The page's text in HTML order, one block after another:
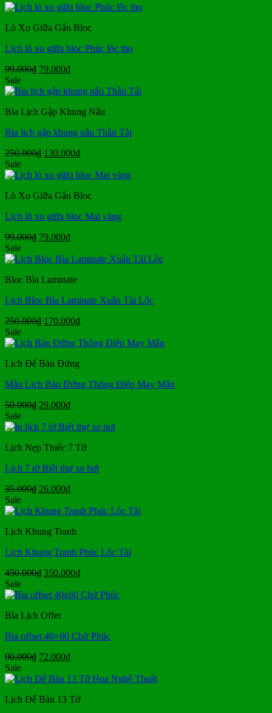
là:
tại
29.000₫.
Lò Xo Giữa Gắn Bloc
Lịch lò xo giữa bloc Phúc lộc thọ
99.000₫ Giá
là:
79.000₫Giá
tại
79.000₫.
Sale
Bìa Lịch Gập Khung Nâu
Bìa lịch gập khung nâu Thần Tài
250.000₫ Giá
là:
130.000₫Giá
tại
130.000₫.
Sale
Lò Xo Giữa Gắn Bloc
Lịch lò xo giữa bloc Mai vàng
99.000₫ Giá
là:
79.000₫Giá
tại
79.000₫.
Sale
Bloc Bìa Laminate
Lịch Bloc Bìa Laminate Xuân Tài Lộc
250.000₫ Giá
là:
170.000₫Giá
tại
Sale
Lịch Để Bàn Đứng
Mẫu Lịch Bàn Đứng Thông Điệp May Mắn
50.000₫ Giá
là:
29.000₫Giá
tại
29.000₫.
Sale
Lịch Nẹp Thiếc 7 Tờ
Lịch 7 tờ Biệt thự xe hơi
35.000₫ Giá
là:
26.000₫Giá
tại
26.000₫.
Sale
Lịch Khung Tranh
Lịch Khung Tranh Phúc Lộc Tài
450.000₫ Giá
là:
350.000₫Giá
tại
Sale
Bìa Lịch Offet
Bìa offset 40×60 Chữ Phúc
90.000₫ Giá
là:
72.000₫Giá
tại
72.000₫.
Sale
Lịch Để Bàn 13 Tờ